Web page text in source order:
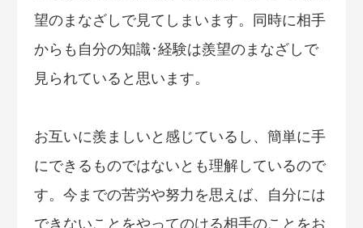
望のまなざしで見てしまいます。同時に相手
からも自分の知識･経験は羨望のまなざしで
見られていると思います。
お互いに羨ましいと感じているし、簡単に手
にできるものではないとも理解しているので
す。今までの苦労や努力を思えば、自分には
できないことをやってのける相手のことをお